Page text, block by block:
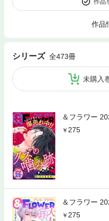
作品
作品
シリーズ 全473冊
未購入
＆フラワー
275
＆フラワー
275